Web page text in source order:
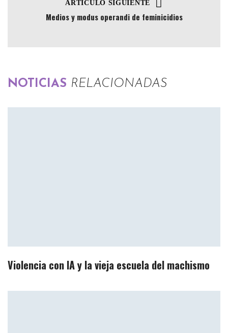
ARTÍCULO SIGUIENTE
Medios y modus operandi de feminicidios
NOTICIAS RELACIONADAS
Violencia con IA y la vieja escuela del machismo